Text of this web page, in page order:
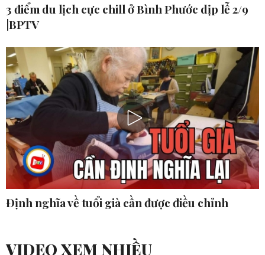
3 điểm du lịch cực chill ở Bình Phước dịp lễ 2/9
|BPTV
Định nghĩa về tuổi già cần được điều chỉnh
VIDEO XEM NHIỀU